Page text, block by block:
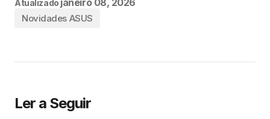
Atualizado
Novidades ASUS
Ler a Seguir